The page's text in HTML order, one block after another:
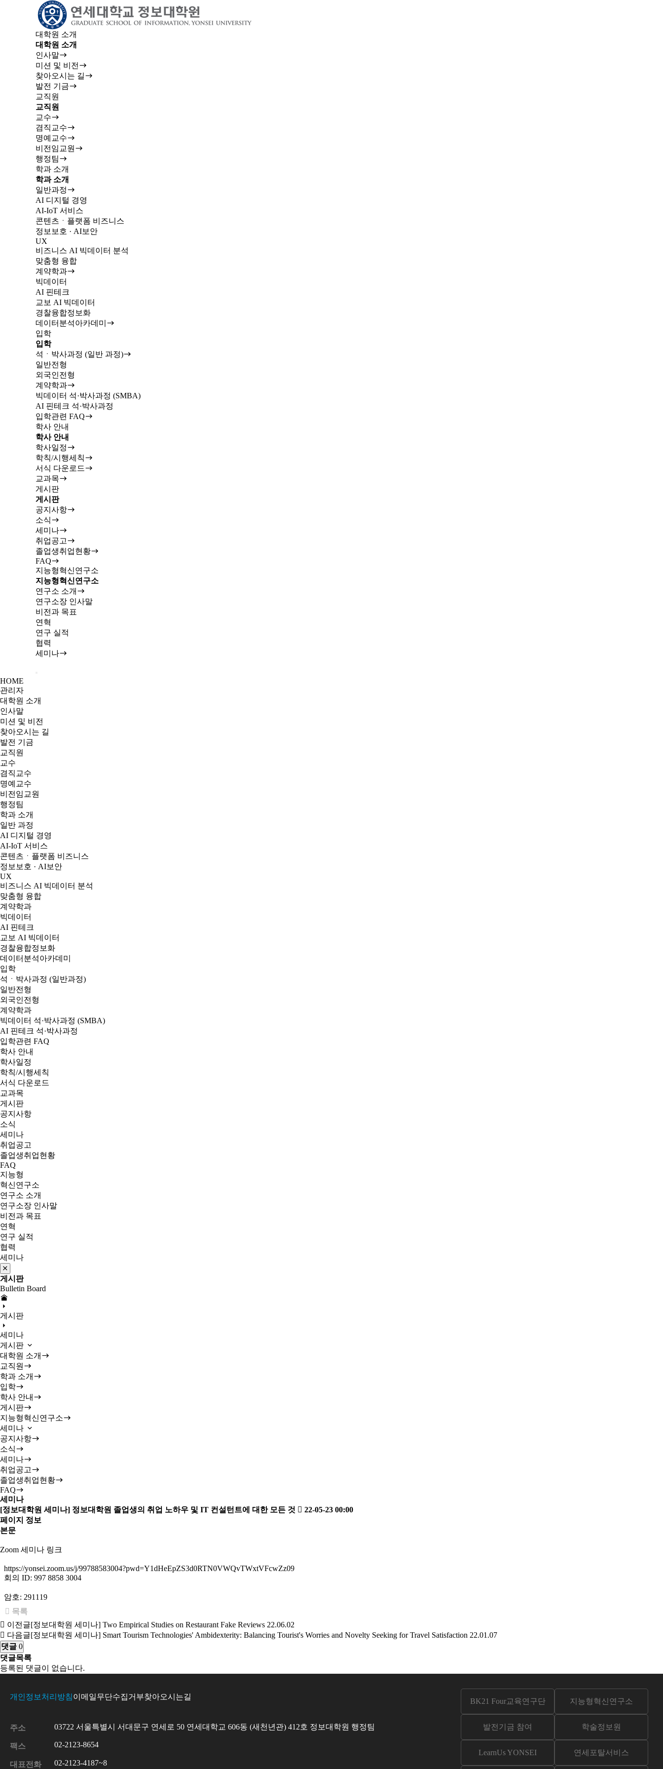
대학원 소개
대학원 소개
인사말
미션 및 비전
찾아오시는 길
발전 기금
교직원
교직원
교수
겸직교수
명예교수
비전임교원
행정팀
학과 소개
학과 소개
일반과정
AI 디지털 경영
AI-IoT 서비스
콘텐츠ㆍ플랫폼 비즈니스
정보보호 · AI보안
UX
비즈니스 AI 빅데이터 분석
맞춤형 융합
계약학과
빅데이터
AI 핀테크
교보 AI 빅데이터
경찰융합정보화
데이터분석아카데미
입학
입학
석ㆍ박사과정 (일반 과정)
일반전형
외국인전형
계약학과
빅데이터 석·박사과정 (SMBA)
AI 핀테크 석·박사과정
입학관련 FAQ
학사 안내
학사 안내
학사일정
학칙/시행세칙
서식 다운로드
교과목
게시판
게시판
공지사항
소식
세미나
취업공고
졸업생취업현황
FAQ
지능형혁신연구소
지능형혁신연구소
연구소 소개
연구소장 인사말
비전과 목표
연혁
연구 실적
협력
세미나
HOME
관리자
대학원 소개
인사말
미션 및 비전
찾아오시는 길
발전 기금
교직원
교수
겸직교수
명예교수
비전임교원
행정팀
학과 소개
일반 과정
AI 디지털 경영
AI-IoT 서비스
콘텐츠ㆍ플랫폼 비즈니스
정보보호 · AI보안
UX
비즈니스 AI 빅데이터 분석
맞춤형 융합
계약학과
빅데이터
AI 핀테크
교보 AI 빅데이터
경찰융합정보화
데이터분석아카데미
입학
석ㆍ박사과정 (일반과정)
일반전형
외국인전형
계약학과
빅데이터 석·박사과정 (SMBA)
AI 핀테크 석·박사과정
입학관련 FAQ
학사 안내
학사일정
학칙/시행세칙
서식 다운로드
교과목
게시판
공지사항
소식
세미나
취업공고
졸업생취업현황
FAQ
지능형
혁신연구소
연구소 소개
연구소장 인사말
비전과 목표
연혁
연구 실적
협력
세미나
게시판
Bulletin Board
게시판
세미나
게시판
대학원 소개
교직원
학과 소개
입학
학사 안내
게시판
지능형혁신연구소
세미나
공지사항
소식
세미나
취업공고
졸업생취업현황
FAQ
세미나
[정보대학원 세미나] 정보대학원 졸업생의 취업 노하우 및 IT 컨설턴트에 대한 모든 것
22-05-23 00:00
페이지 정보
본문
Zoom 세미나 링크
https://yonsei.zoom.us/j/99788583004?pwd=Y1dHeEpZS3d0RTN0VWQvTWxtVFcwZz09
회의 ID: 997 8858 3004
암호: 291119
목록
이전글[정보대학원 세미나] Two Empirical Studies on Restaurant Fake Reviews 22.06.02
다음글[정보대학원 세미나] Smart Tourism Technologies' Ambidexterity: Balancing Tourist's Worries and Novelty Seeking for Travel Satisfaction 22.01.07
댓글 0
댓글목록
등록된 댓글이 없습니다.
개인정보처리방침이메일무단수집거부찾아오시는길
주소 03722 서울특별시 서대문구 연세로 50 연세대학교 606동 (새천년관) 412호 정보대학원 행정팀
팩스 02-2123-8654
대표전화 02-2123-4187~8
BK21 Four교육연구단 지능형혁신연구소
발전기금 참여 학술정보원
LearnUs YONSEI 연세포탈서비스